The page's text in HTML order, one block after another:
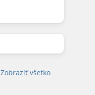
Zobraziť všetko